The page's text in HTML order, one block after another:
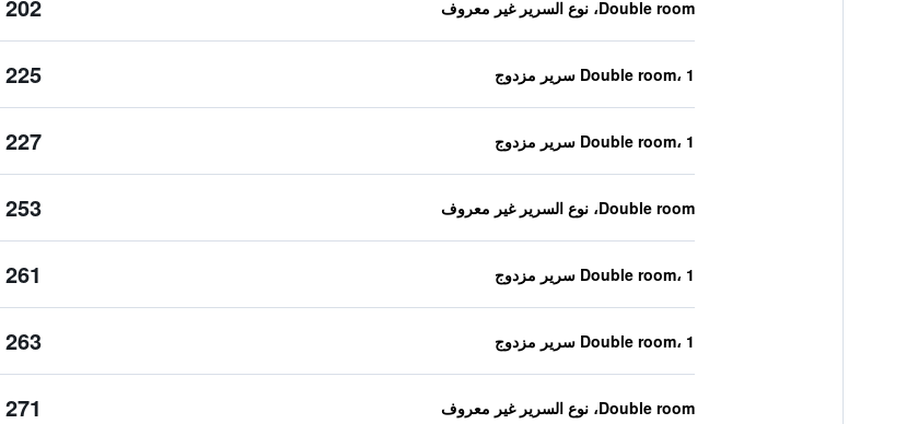
Double room، نوع السرير غير معروف 202 ﷼
Double room، 1 سرير مزدوج 225 ﷼
Double room، 1 سرير مزدوج 227 ﷼
Double room، نوع السرير غير معروف 253 ﷼
Double room، 1 سرير مزدوج 261 ﷼
Double room، 1 سرير مزدوج 263 ﷼
Double room، نوع السرير غير معروف 271 ﷼